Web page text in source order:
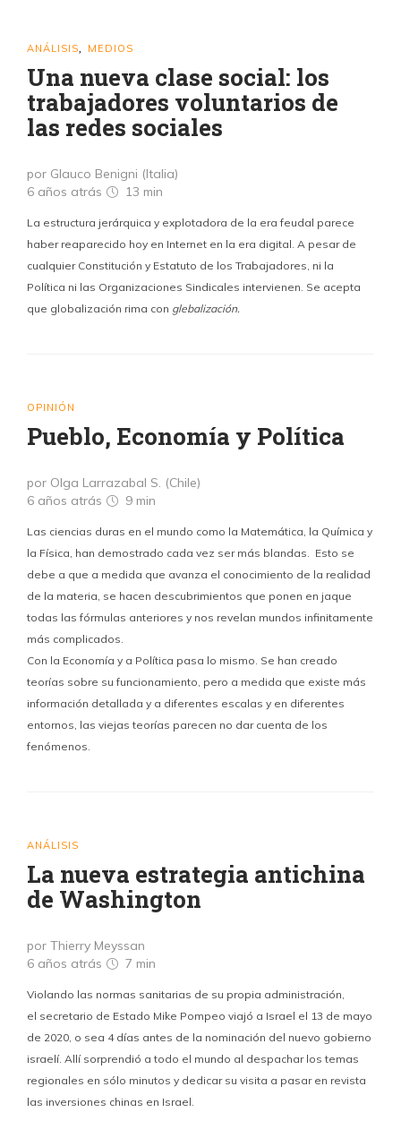
ANÁLISIS MEDIOS
Una nueva clase social: los
trabajadores voluntarios de
las redes sociales
por Glauco Benigni (Italia)
6 años atrás
13 min
La estructura jerárquica y explotadora de la era feudal parece
haber reaparecido hoy en Internet en la era digital. A pesar de
cualquier Constitución y Estatuto de los Trabajadores, ni la
Política ni las Organizaciones Sindicales intervienen. Se acepta
que globalización rima con glebalización.
OPINIÓN
Pueblo, Economía y Política
por Olga Larrazabal S. (Chile)
6 años atrás
9 min
Las ciencias duras en el mundo como la Matemática, la Química y
la Física, han demostrado cada vez ser más blandas. Esto se
debe a que a medida que avanza el conocimiento de la realidad
de la materia, se hacen descubrimientos que ponen en jaque
todas las fórmulas anteriores y nos revelan mundos infinitamente
más complicados.
Con la Economía y a Política pasa lo mismo. Se han creado
teorías sobre su funcionamiento, pero a medida que existe más
información detallada y a diferentes escalas y en diferentes
entornos, las viejas teorías parecen no dar cuenta de los
fenómenos.
ANÁLISIS
La nueva estrategia antichina
de Washington
por Thierry Meyssan
6 años atrás
7 min
Violando las normas sanitarias de su propia administración,
el secretario de Estado Mike ‎Pompeo viajó a Israel el 13 de mayo
de 2020, o sea 4 días antes de la nominación del nuevo ‎gobierno
israelí. Allí sorprendió a todo el mundo al despachar los temas
regionales en ‎sólo minutos y dedicar su visita a pasar en revista
las inversiones chinas en Israel.